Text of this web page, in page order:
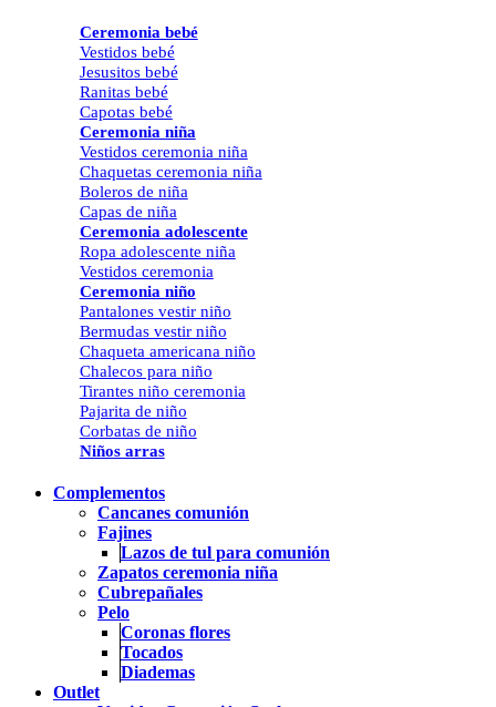
Ceremonia bebé
Vestidos bebé
Jesusitos bebé
Ranitas bebé
Capotas bebé
Ceremonia niña
Vestidos ceremonia niña
Chaquetas ceremonia niña
Boleros de niña
Capas de niña
Ceremonia adolescente
Ropa adolescente niña
Vestidos ceremonia
Ceremonia niño
Pantalones vestir niño
Bermudas vestir niño
Chaqueta americana niño
Chalecos para niño
Tirantes niño ceremonia
Pajarita de niño
Corbatas de niño
Niños arras
Complementos
Cancanes comunión
Fajines
Lazos de tul para comunión
Zapatos ceremonia niña
Cubrepañales
Pelo
Coronas flores
Tocados
Diademas
Outlet